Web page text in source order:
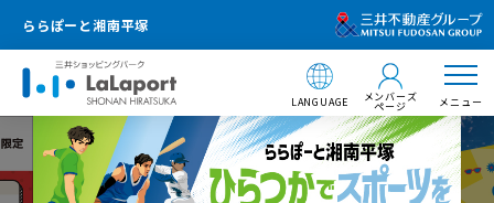
ららぽーと湘南平塚
LANGUAGE メンバーズ
ページ メニュー